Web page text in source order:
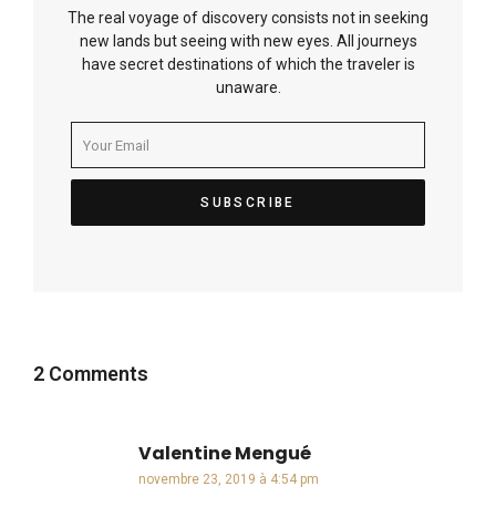
The real voyage of discovery consists not in seeking
new lands but seeing with new eyes. All journeys
have secret destinations of which the traveler is
unaware.
2 Comments
Valentine Menguédit :
novembre 23, 2019 à 4:54 pm